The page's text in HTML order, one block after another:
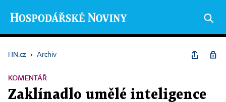
HN.cz › Archiv
KOMENTÁŘ
Zaklínadlo umělé inteligence